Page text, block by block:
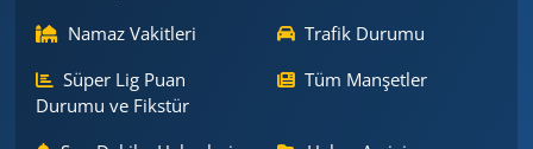
Namaz Vakitleri
Trafik Durumu
Süper Lig Puan
Durumu ve Fikstür
Tüm Manşetler